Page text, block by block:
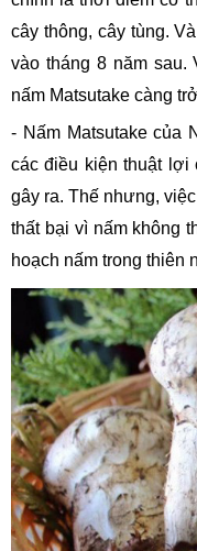
cây thông, cây tùng.
vào tháng 8 năm sau.
nấm Matsutake càng
- Nấm Matsutake của
các điều kiện thuật
gây ra. Thế nhưng,
thất bại vì nấm không
hoạch nấm trong thiên